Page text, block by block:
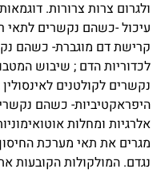
ולגרום צרות צרורות.
עיכול -כשהם נקשרים לתאי
קרישת דם מוגברת- כשהם
לכדוריות הדם ; שיבוש
נקשרים לקולטנים לאינסולין
היפראקטיביות- כשהם
אלרגיות ומחלות
מגרים את תאי מערכת החיסון
נגדם. המולקולות הקובעות